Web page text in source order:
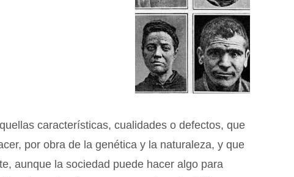
características, cualidades o defectos, que
por obra de la genética y la naturaleza, y que
aunque la sociedad puede hacer algo para